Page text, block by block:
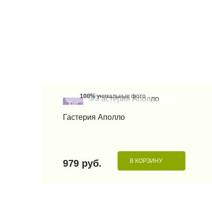
Хит
100%уникальные фото
Гастерия Аполло
979 руб. В КОРЗИНУ